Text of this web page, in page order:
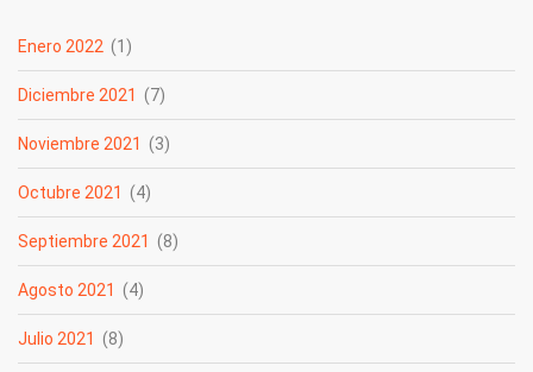
Enero 2022 (1)
Diciembre 2021 (7)
Noviembre 2021 (3)
Octubre 2021 (4)
Septiembre 2021 (8)
Agosto 2021 (4)
Julio 2021 (8)